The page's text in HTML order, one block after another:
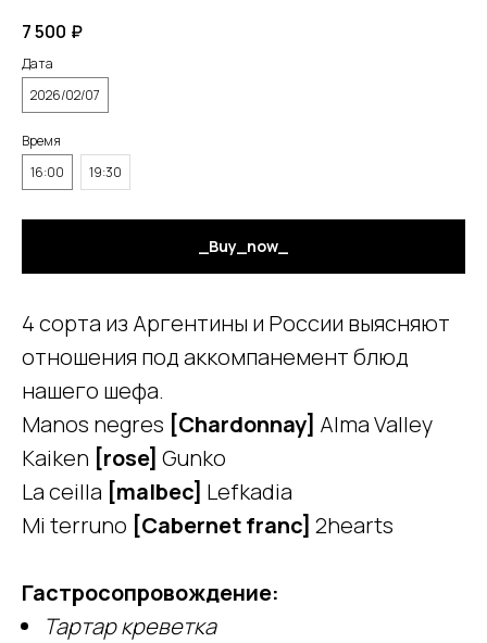
7 500 ₽
Дата
2026/02/07
Время
16:00
19:30
_Buy_now_
4 сорта из Аргентины и России выясняют
отношения под аккомпанемент блюд
нашего шефа.
Manos negres [Chardonnay] Alma Valley
Kaiken [rose] Gunko
La ceilla [malbec] Lefkadia
Mi terruno [Cabernet franc] 2hearts
Гастросопровождение:
Тартар креветка